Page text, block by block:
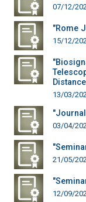
07/12/
"Rome
15/12/
13/03/
03/04/
21/05/
12/09/